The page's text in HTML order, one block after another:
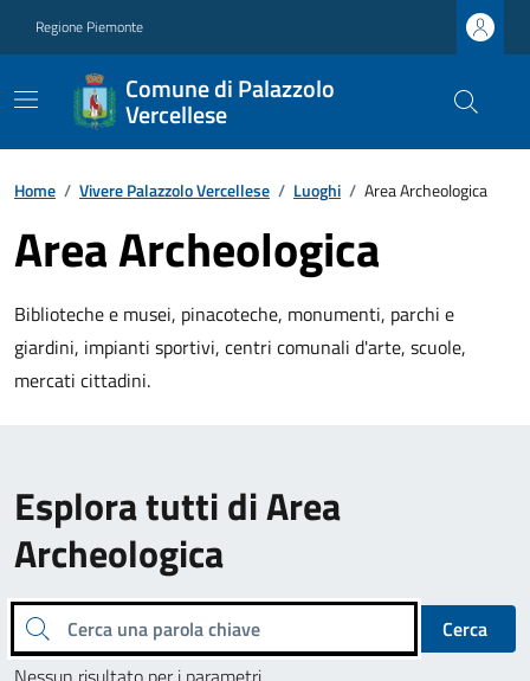
Regione Piemonte
Comune di Palazzolo
Vercellese
Home / Vivere Palazzolo Vercellese / Luoghi / Area Archeologica
Area Archeologica
Biblioteche e musei, pinacoteche, monumenti, parchi e
giardini, impianti sportivi, centri comunali d'arte, scuole,
mercati cittadini.
Esplora tutti di Area
Archeologica
Cerca una parola chiave
Cerca